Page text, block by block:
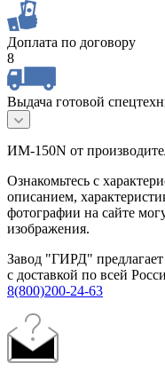
Доплата по договору
8
Выдача готовой
ИМ-150N от
Ознакомьтесь с
описанием,
фотографии на сайте
изображения.
Завод "ГИРД"
с доставкой по всей
8(800)200-24-63